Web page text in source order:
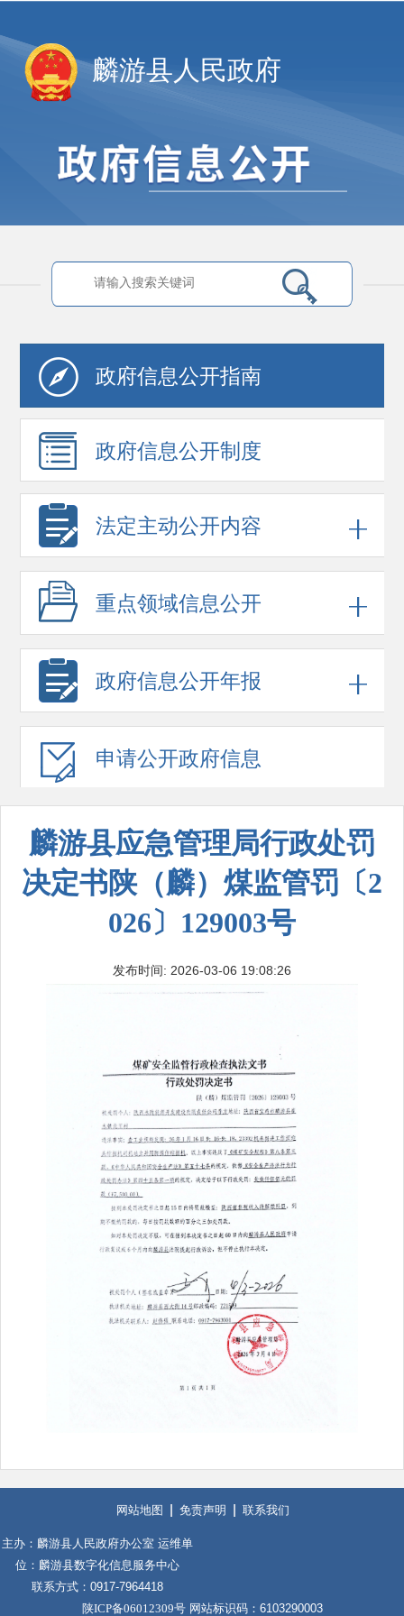
麟游县人民政府
政府信息公开指南
政府信息公开制度
法定主动公开内容
重点领域信息公开
政府信息公开年报
申请公开政府信息
麟游县应急管理局行政处罚
决定书陕（麟）煤监管罚〔2
026〕129003号
发布时间: 2026-03-06 19:08:26
网站地图 免责声明 联系我们
主办：麟游县人民政府办公室 运维单
位：麟游县数字化信息服务中心
联系方式：0917-7964418
陕ICP备06012309号网站标识码：6103290003